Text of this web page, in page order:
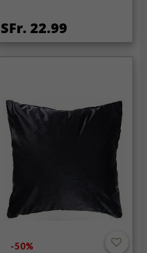
SFr. 22.99
-50%